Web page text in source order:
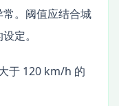
。阈值应结合城
定。
于 120 km/h 的